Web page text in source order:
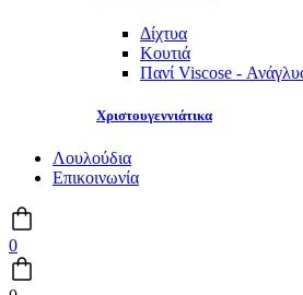
Δίχτυα
Κουτιά
Πανί Viscose -
Χριστουγεννιάτικα
Λουλούδια
Επικοινωνία
0